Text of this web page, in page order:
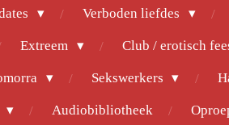
Verboden liefdes
Extreem Club / erotisch
Sekswerkers
Audiobibliotheek